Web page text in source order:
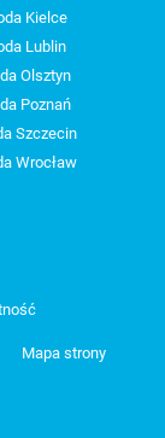
Kielce
Lublin
Olsztyn
Poznań
Szczecin
Wrocław
Mapa strony